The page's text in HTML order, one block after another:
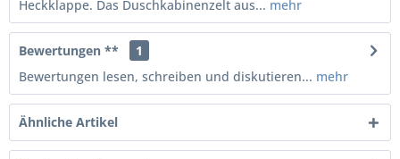
Heckklappe. Das Duschkabinenzelt aus... mehr
Bewertungen **
1
Bewertungen lesen, schreiben und diskutieren... mehr
Ähnliche Artikel